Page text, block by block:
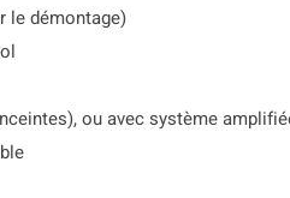
le démontage)
ou avec système